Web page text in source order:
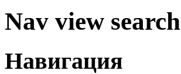
Nav view search
Навигация